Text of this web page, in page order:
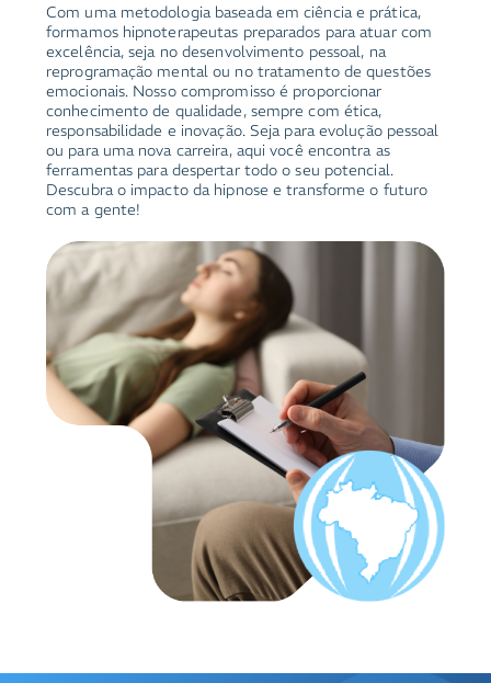
Com uma metodologia baseada em ciência e prática,
formamos hipnoterapeutas preparados para atuar com
excelência, seja no desenvolvimento pessoal, na
reprogramação mental ou no tratamento de questões
emocionais. Nosso compromisso é proporcionar
conhecimento de qualidade, sempre com ética,
responsabilidade e inovação. Seja para evolução pessoal
ou para uma nova carreira, aqui você encontra as
ferramentas para despertar todo o seu potencial.
Descubra o impacto da hipnose e transforme o futuro
com a gente!